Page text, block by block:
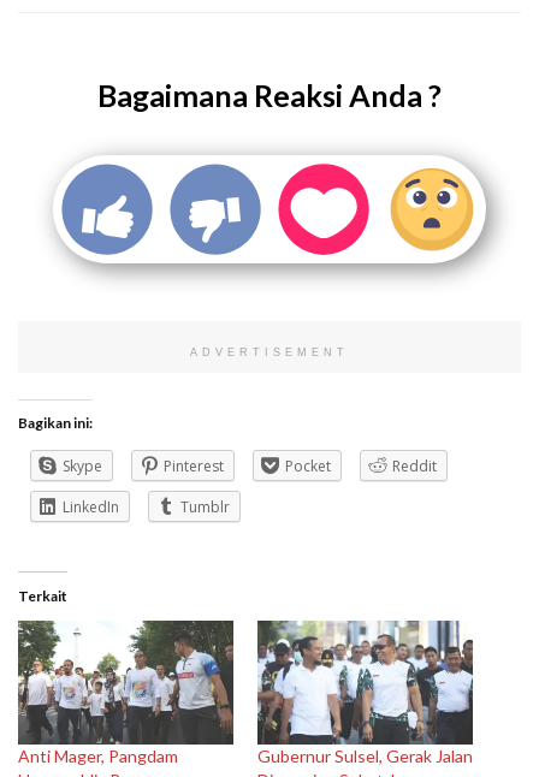
Bagaimana Reaksi Anda ?
ADVERTISEMENT
Bagikan ini:
Skype Pinterest Pocket
Reddit
LinkedIn
Tumblr
Terkait
Anti Mager, Pangdam
Gubernur Sulsel, Gerak Jalan